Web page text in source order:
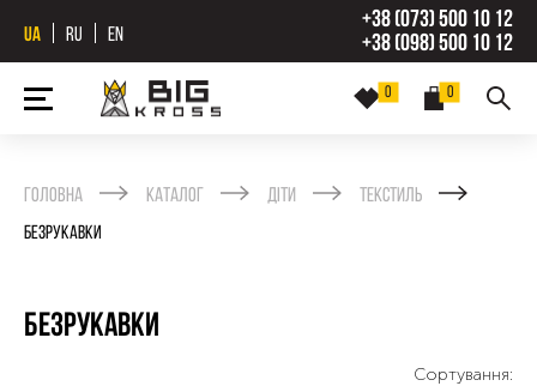
UA RU EN
+38 (073) 500 10 12
+38 (098) 500 10 12
0
0
Головна Каталог Діти Текстиль
Безрукавки
Безрукавки
Сортування: